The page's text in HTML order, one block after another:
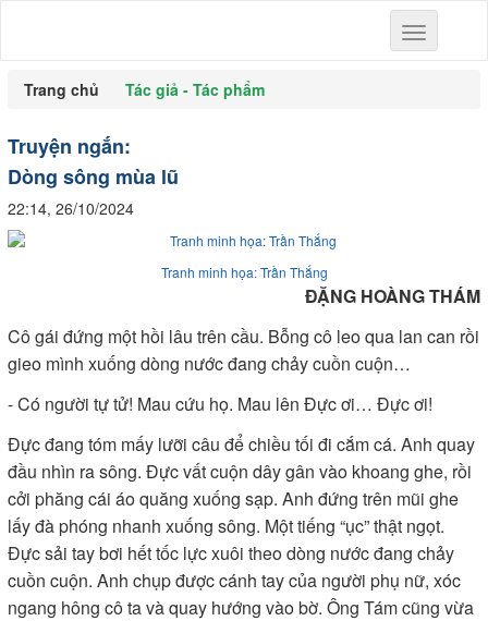
Toggle
navigation
Trang chủ
Tác giả - Tác phẩm
Truyện ngắn:
Dòng sông mùa lũ
22:14, 26/10/2024
Tranh minh họa: Trần Thắng
ĐẶNG HOÀNG THÁM
Cô gái đứng một hồi lâu trên cầu. Bỗng cô leo qua lan can rồi
gieo mình xuống dòng nước đang chảy cuồn cuộn…
- Có người tự tử! Mau cứu họ. Mau lên Đực ơi… Đực ơi!
Đực đang tóm mấy lưỡi câu để chiều tối đi cắm cá. Anh quay
đầu nhìn ra sông. Đực vất cuộn dây gân vào khoang ghe, rồi
cởi phăng cái áo quăng xuống sạp. Anh đứng trên mũi ghe
lấy đà phóng nhanh xuống sông. Một tiếng “ục” thật ngọt.
Đực sải tay bơi hết tốc lực xuôi theo dòng nước đang chảy
cuồn cuộn. Anh chụp được cánh tay của người phụ nữ, xóc
ngang hông cô ta và quay hướng vào bờ. Ông Tám cũng vừa